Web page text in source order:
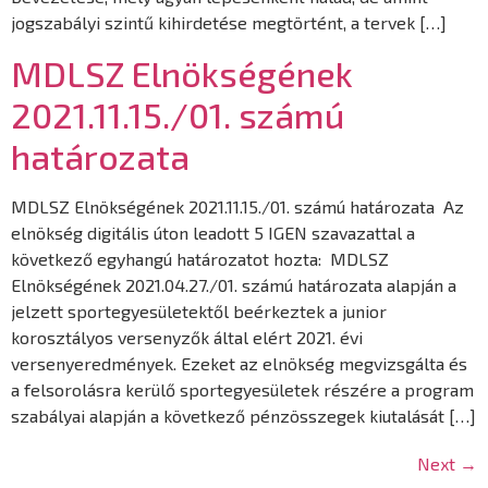
jogszabályi szintű kihirdetése megtörtént, a tervek […]
MDLSZ Elnökségének
2021.11.15./01. számú
határozata
MDLSZ Elnökségének 2021.11.15./01. számú határozata Az
elnökség digitális úton leadott 5 IGEN szavazattal a
következő egyhangú határozatot hozta: MDLSZ
Elnökségének 2021.04.27./01. számú határozata alapján a
jelzett sportegyesületektől beérkeztek a junior
korosztályos versenyzők által elért 2021. évi
versenyeredmények. Ezeket az elnökség megvizsgálta és
a felsorolásra kerülő sportegyesületek részére a program
szabályai alapján a következő pénzösszegek kiutalását […]
Next →